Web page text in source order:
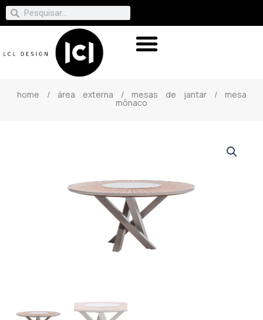
home / área externa / mesas de jantar/ mesa
mônaco